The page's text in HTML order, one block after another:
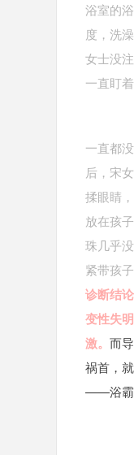
浴室的
度，洗
女士没
一直盯着
一直都
后，宋
揉眼睛
放在孩
珠几乎
紧带孩
诊断结
变性失
激。 而
祸首，
——浴霸